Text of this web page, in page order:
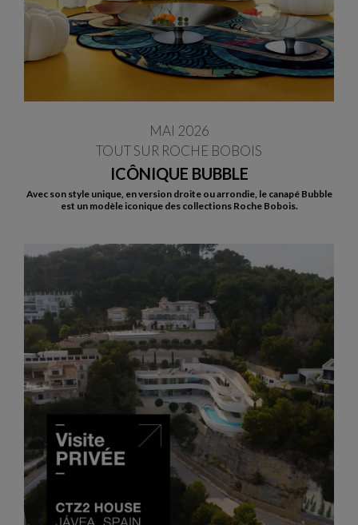
ICÔNIQUE BUBBLE
MAI 2026
TOUT SUR ROCHE BOBOIS
Avec son style unique, en version droite ou arrondie, le canapé Bubble
est un modèle iconique des collections Roche Bobois.